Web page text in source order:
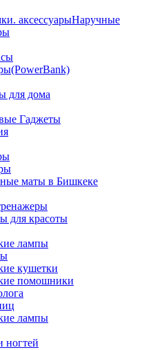
Наручные
для дома
Гаджеты
маты в Бишкеке
для красоты
лампы
кушетки
помошники
лампы
ногтей